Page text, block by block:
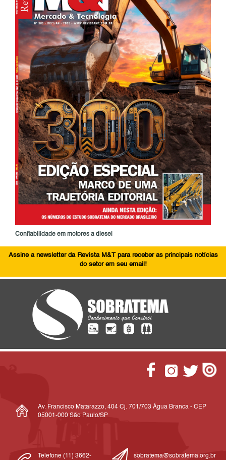
Confiabilidade em motores a diesel
Assine a newsletter da Revista M&T para receber as principais notícias
do setor em seu email!
Av. Francisco Matarazzo, 404 Cj. 701/703 Água Branca - CEP
05001-000 São Paulo/SP
Telefone (11) 3662- sobratema@sobratema.org.br